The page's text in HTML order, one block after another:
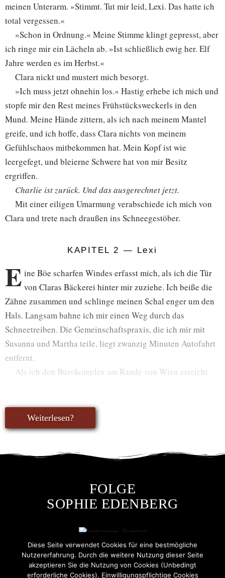
meinen Unterarm. »Stimmt. Tut mir leid, Lexi. Das hatte ich
total vergessen.«
»Schon in Ordnung.« Meine Stimme klingt gepresst, aber
ich ringe mir ein Lächeln ab. »Ist schließlich ewig her. Elf
Jahre werden es im Herbst.«
Clara nickt und mustert mich besorgt.
»Ich muss jetzt ohnehin los.« Hastig erhebe ich mich und
stopfe mir den Rest meines Frühstücksweckerls in den
Mund. Meine Hände zittern, als ich nach meinem Mantel
greife, und ich hoffe, dass Clara nichts von meinem
Gefühlschaos mitbekommen hat. Mein Kopf ist wie
leergefegt, und bleierne Schwere hat von mir Besitz
ergriffen.
Charlie ist zurück. Und das ausgerechnet jetzt.
Mit einer eiligen Umarmung verabschiede ich mich von
Clara und trete nach draußen ins Schneegestöber.
KAPITEL 2 — Lexi
E ine Böe scharfen Windes erfasst mich, als ich die Tür
von Claras Bäckerei hinter mir zuziehe. Ich beiße die
Zähne zusammen und schlinge meinen Schal enger um den
Hals. Langsam bahne ich mir einen Weg durch das
Schneetreiben. Die Gemeinschaftspraxis, die ich mir mit
Susanna und Martha teile, liegt zwanzig Minuten Autofahrt
entfernt.
Als ich den Bürokomplex am Rande von Wien erreicht
Weiterlesen?
FOLGE
SOPHIE EDENBERG
Diese Seite verwendet Cookies für eine bestmögliche
Nutzererfahrung. Durch die weitere Nutzung dieser Seite
akzeptieren Sie die Nutzung von Cookies (Unbedingt
erforderliche Cookies). Einwilligungspflichtige Cookies